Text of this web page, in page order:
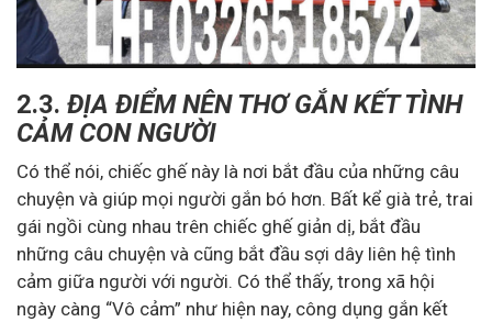
2.3. ĐỊA ĐIỂM NÊN THƠ GẮN KẾT TÌNH
CẢM CON NGƯỜI
Có thể nói, chiếc ghế này là nơi bắt đầu của những câu
chuyện và giúp mọi người gắn bó hơn. Bất kể già trẻ, trai
gái ngồi cùng nhau trên chiếc ghế giản dị, bắt đầu
những câu chuyện và cũng bắt đầu sợi dây liên hệ tình
cảm giữa người với người. Có thể thấy, trong xã hội
ngày càng “Vô cảm” như hiện nay, công dụng gắn kết